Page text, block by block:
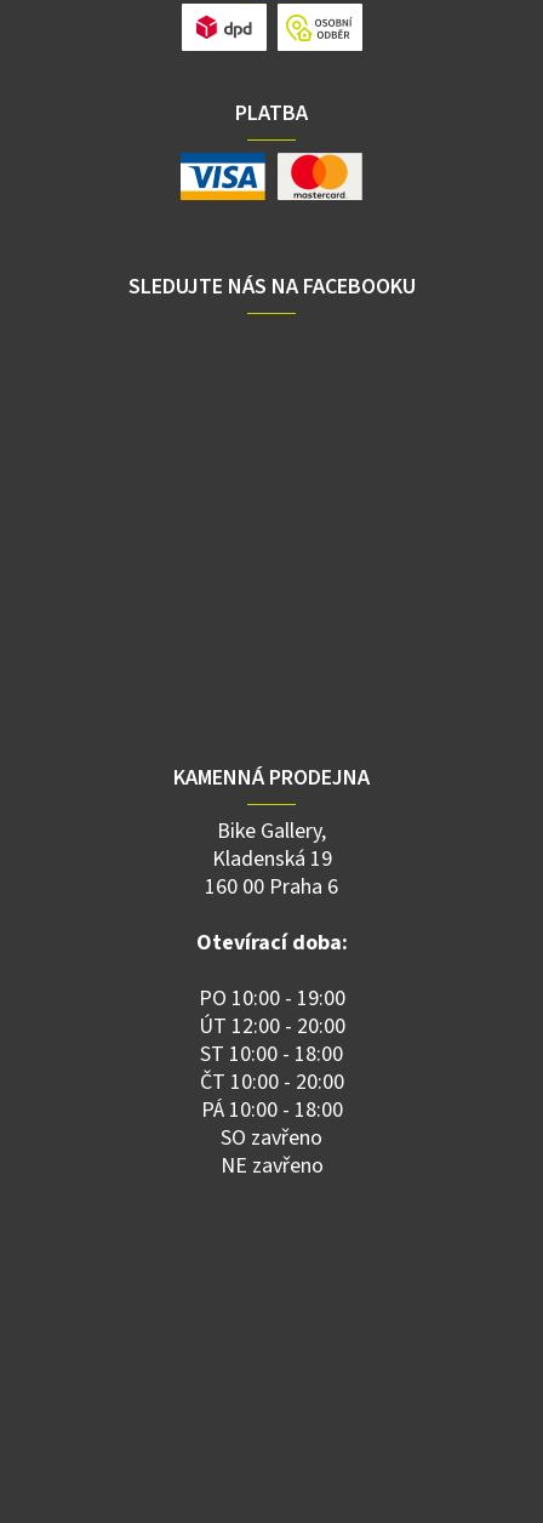
PLATBA
SLEDUJTE NÁS NA FACEBOOKU
KAMENNÁ PRODEJNA
Bike Gallery,
Kladenská 19
160 00 Praha 6
Otevírací doba:
PO 10:00 - 19:00
ÚT 12:00 - 20:00
ST 10:00 - 18:00
ČT 10:00 - 20:00
PÁ 10:00 - 18:00
SO zavřeno
NE zavřeno